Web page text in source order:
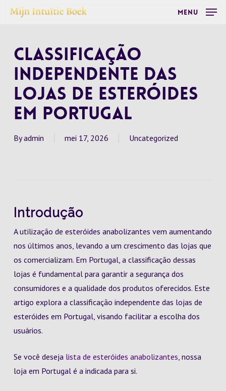
Skip
content
Menu
Classificação
Independente das
Lojas de Esteróides
em Portugal
By admin mei 17, 2026 Uncategorized
Introdução
A utilização de esteróides anabolizantes vem aumentando
nos últimos anos, levando a um crescimento das lojas que
os comercializam. Em Portugal, a classificação dessas
lojas é fundamental para garantir a segurança dos
consumidores e a qualidade dos produtos oferecidos. Este
artigo explora a classificação independente das lojas de
esteróides em Portugal, visando facilitar a escolha dos
usuários.
Se você deseja lista de esteróides anabolizantes, nossa
loja em Portugal é a indicada para si.